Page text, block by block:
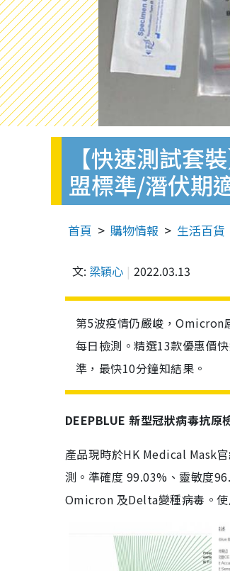
【快速測試套
盟標準/潛伏期
首頁 購物情報 生活百貨
文: 梁穎心 2022.03.13
第5波疫情仍嚴峻，Omicron
每日檢測。精選13款優惠價
準，最快10分鐘知結果。
DEEPBLUE 新型冠狀病毒抗原
產品現時於HK Medical Mask
測。準確度 99.03%、靈敏度
Omicron 及Delta變種病毒。使